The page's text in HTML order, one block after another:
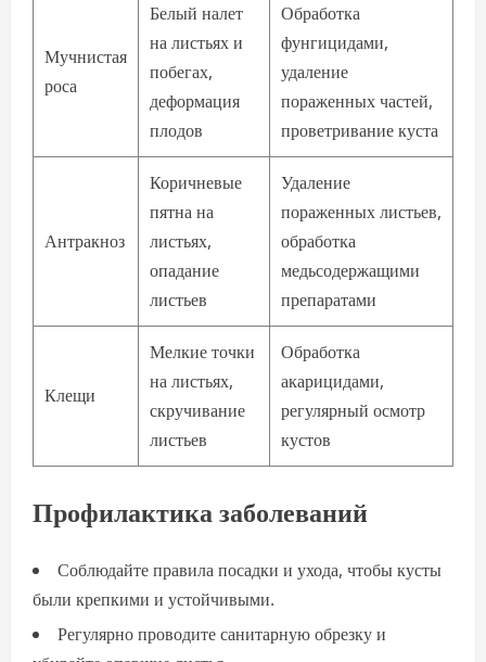
Мучнистая
роса
Белый налет
на листьях и
побегах,
деформация
плодов
Обработка
фунгицидами,
удаление
пораженных частей,
проветривание куста
Антракноз
Коричневые
пятна на
листьях,
опадание
листьев
Удаление
пораженных листьев,
обработка
медьсодержащими
препаратами
Клещи
Мелкие точки
на листьях,
скручивание
листьев
Обработка
акарицидами,
регулярный осмотр
кустов
Профилактика заболеваний
Соблюдайте правила посадки и ухода, чтобы кусты
были крепкими и устойчивыми.
Регулярно проводите санитарную обрезку и